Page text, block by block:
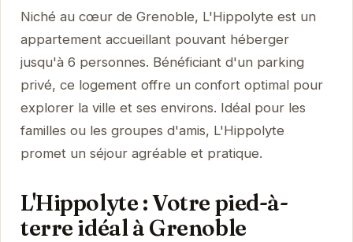
Niché au cœur de Grenoble, L'Hippolyte est un
appartement accueillant pouvant héberger
jusqu'à 6 personnes. Bénéficiant d'un parking
privé, ce logement offre un confort optimal pour
explorer la ville et ses environs. Idéal pour les
familles ou les groupes d'amis, L'Hippolyte
promet un séjour agréable et pratique.
L'Hippolyte : Votre pied-à-
terre idéal à Grenoble